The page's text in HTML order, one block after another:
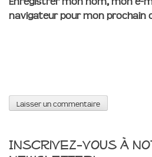
navigateur pour mon prochain
Inscrivez-vous à